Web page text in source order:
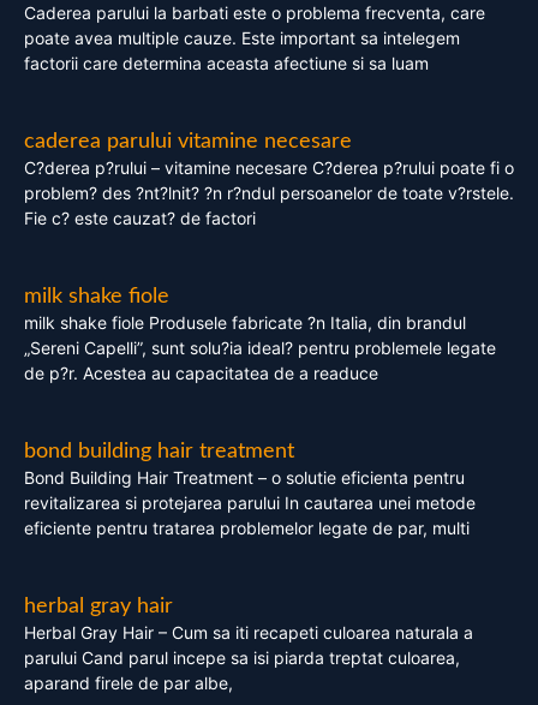
Caderea parului la barbati este o problema frecventa, care
poate avea multiple cauze. Este important sa intelegem
factorii care determina aceasta afectiune si sa luam
caderea parului vitamine necesare
C?derea p?rului – vitamine necesare C?derea p?rului poate fi o
problem? des ?nt?lnit? ?n r?ndul persoanelor de toate v?rstele.
Fie c? este cauzat? de factori
milk shake fiole
milk shake fiole Produsele fabricate ?n Italia, din brandul
„Sereni Capelli”, sunt solu?ia ideal? pentru problemele legate
de p?r. Acestea au capacitatea de a readuce
bond building hair treatment
Bond Building Hair Treatment – o solutie eficienta pentru
revitalizarea si protejarea parului In cautarea unei metode
eficiente pentru tratarea problemelor legate de par, multi
herbal gray hair
Herbal Gray Hair – Cum sa iti recapeti culoarea naturala a
parului Cand parul incepe sa isi piarda treptat culoarea,
aparand firele de par albe,